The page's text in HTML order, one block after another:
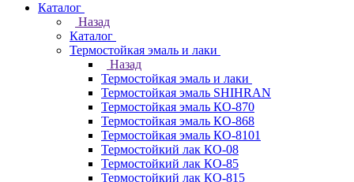
Каталог
Назад
Каталог
Термостойкая эмаль и лаки
Назад
Термостойкая эмаль и лаки
Термостойкая эмаль SHIHRAN
Термостойкая эмаль КО-870
Термостойкая эмаль КО-868
Термостойкая эмаль КО-8101
Термостойкий лак КО-08
Термостойкий лак КО-85
Термостойкий лак КО-815